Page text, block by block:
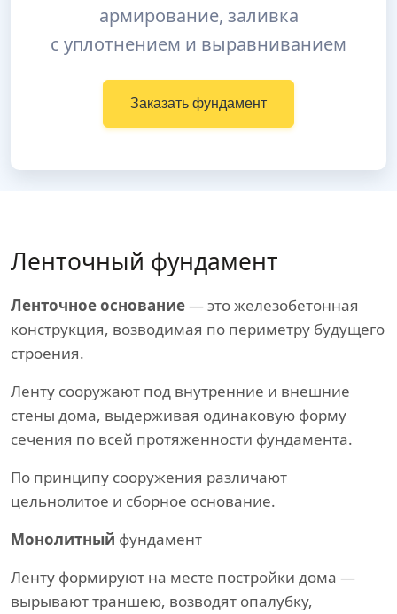
армирование, заливка
с уплотнением и выравниванием
Заказать фундамент
Ленточный фундамент
Ленточное основание— это железобетонная
конструкция, возводимая по периметру будущего
строения.
Ленту сооружают под внутренние и внешние
стены дома, выдерживая одинаковую форму
сечения по всей протяженности фундамента.
По принципу сооружения различают
цельнолитое и сборное основание.
Монолитный фундамент
Ленту формируют на месте постройки дома —
вырывают траншею, возводят опалубку,